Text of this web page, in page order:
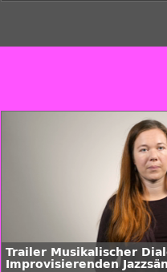
Trailer Musikalischer
Improvisierenden